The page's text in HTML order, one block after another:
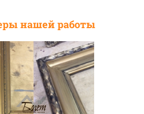
нашей работы